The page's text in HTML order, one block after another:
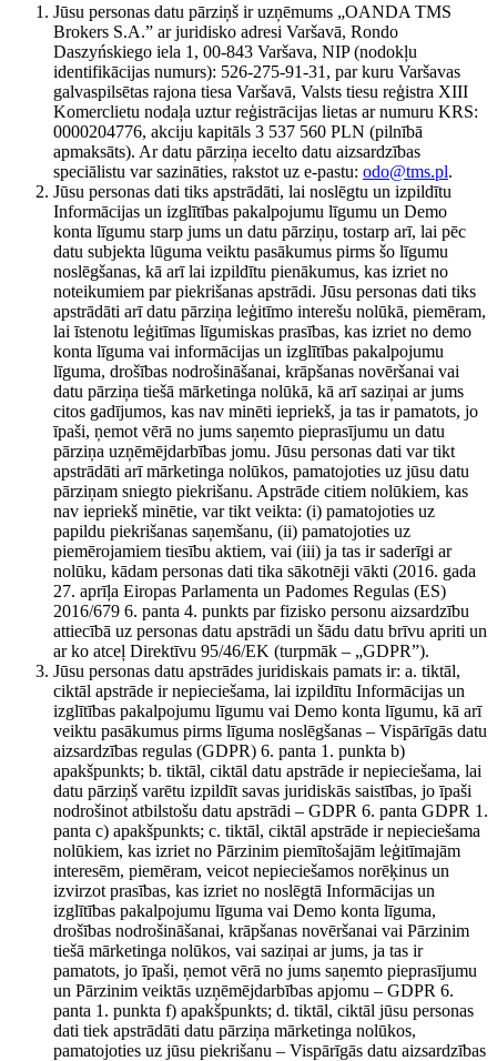
Jūsu personas datu pārziņš ir uzņēmums „OANDA TMS
Brokers S.A.” ar juridisko adresi Varšavā, Rondo
Daszyńskiego iela 1, 00-843 Varšava, NIP (nodokļu
identifikācijas numurs): 526-275-91-31, par kuru Varšavas
galvaspilsētas rajona tiesa Varšavā, Valsts tiesu reģistra XIII
Komerclietu nodaļa uztur reģistrācijas lietas ar numuru KRS:
0000204776, akciju kapitāls 3 537 560 PLN (pilnībā
apmaksāts). Ar datu pārziņa iecelto datu aizsardzības
speciālistu var sazināties, rakstot uz e-pastu: odo@tms.pl.
Jūsu personas dati tiks apstrādāti, lai noslēgtu un izpildītu
Informācijas un izglītības pakalpojumu līgumu un Demo
konta līgumu starp jums un datu pārziņu, tostarp arī, lai pēc
datu subjekta lūguma veiktu pasākumus pirms šo līgumu
noslēgšanas, kā arī lai izpildītu pienākumus, kas izriet no
noteikumiem par piekrišanas apstrādi. Jūsu personas dati tiks
apstrādāti arī datu pārziņa leģitīmo interešu nolūkā, piemēram,
lai īstenotu leģitīmas līgumiskas prasības, kas izriet no demo
konta līguma vai informācijas un izglītības pakalpojumu
līguma, drošības nodrošināšanai, krāpšanas novēršanai vai
datu pārziņa tiešā mārketinga nolūkā, kā arī saziņai ar jums
citos gadījumos, kas nav minēti iepriekš, ja tas ir pamatots, jo
īpaši, ņemot vērā no jums saņemto pieprasījumu un datu
pārziņa uzņēmējdarbības jomu. Jūsu personas dati var tikt
apstrādāti arī mārketinga nolūkos, pamatojoties uz jūsu datu
pārziņam sniegto piekrišanu. Apstrāde citiem nolūkiem, kas
nav iepriekš minētie, var tikt veikta: (i) pamatojoties uz
papildu piekrišanas saņemšanu, (ii) pamatojoties uz
piemērojamiem tiesību aktiem, vai (iii) ja tas ir saderīgi ar
nolūku, kādam personas dati tika sākotnēji vākti (2016. gada
27. aprīļa Eiropas Parlamenta un Padomes Regulas (ES)
2016/679 6. panta 4. punkts par fizisko personu aizsardzību
attiecībā uz personas datu apstrādi un šādu datu brīvu apriti un
ar ko atceļ Direktīvu 95/46/EK (turpmāk – „GDPR”).
Jūsu personas datu apstrādes juridiskais pamats ir: a. tiktāl,
ciktāl apstrāde ir nepieciešama, lai izpildītu Informācijas un
izglītības pakalpojumu līgumu vai Demo konta līgumu, kā arī
veiktu pasākumus pirms līguma noslēgšanas – Vispārīgās datu
aizsardzības regulas (GDPR) 6. panta 1. punkta b)
apakšpunkts; b. tiktāl, ciktāl datu apstrāde ir nepieciešama, lai
datu pārziņš varētu izpildīt savas juridiskās saistības, jo īpaši
nodrošinot atbilstošu datu apstrādi – GDPR 6. panta GDPR 1.
panta c) apakšpunkts; c. tiktāl, ciktāl apstrāde ir nepieciešama
nolūkiem, kas izriet no Pārzinim piemītošajām leģitīmajām
interesēm, piemēram, veicot nepieciešamos norēķinus un
izvirzot prasības, kas izriet no noslēgtā Informācijas un
izglītības pakalpojumu līguma vai Demo konta līguma,
drošības nodrošināšanai, krāpšanas novēršanai vai Pārzinim
tiešā mārketinga nolūkos, vai saziņai ar jums, ja tas ir
pamatots, jo īpaši, ņemot vērā no jums saņemto pieprasījumu
un Pārzinim veiktās uzņēmējdarbības apjomu – GDPR 6.
panta 1. punkta f) apakšpunkts; d. tiktāl, ciktāl jūsu personas
dati tiek apstrādāti datu pārziņa mārketinga nolūkos,
pamatojoties uz jūsu piekrišanu – Vispārīgās datu aizsardzības